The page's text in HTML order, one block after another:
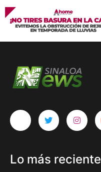
Lo más reciente